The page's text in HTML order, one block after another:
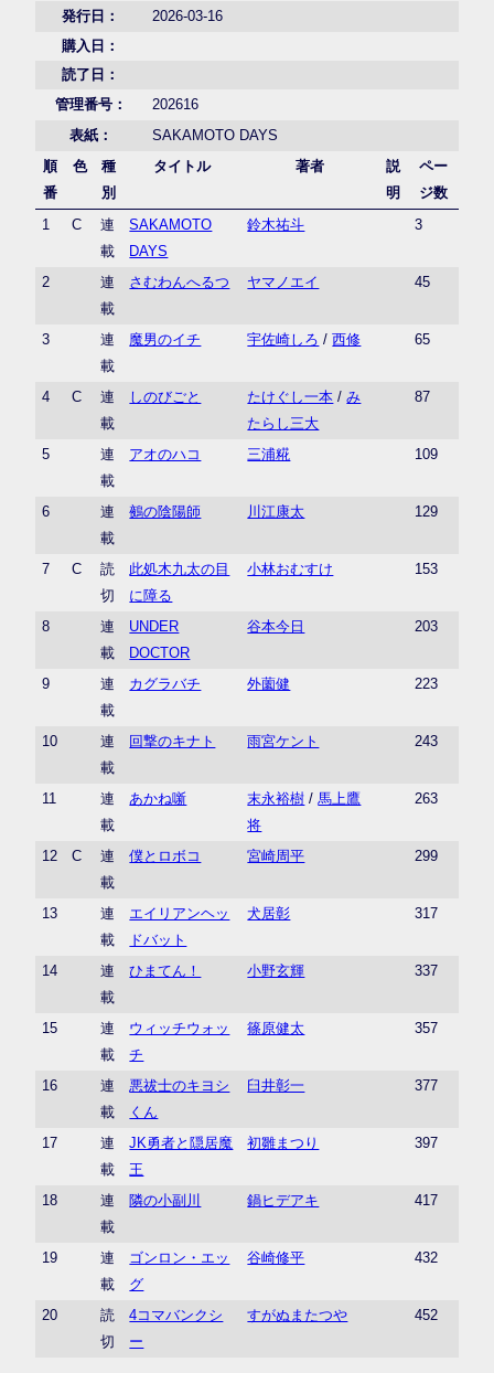
発行日：
2026-03-16
購入日：
読了日：
管理番号：
202616
表紙：
SAKAMOTO DAYS
順
番
色
種
別
タイトル 著者
説
明
ペー
ジ数
1
C
連
載
SAKAMOTO
DAYS
鈴木祐斗 3
2
連
載
さむわんへるつ ヤマノエイ 45
3
連
載
魔男のイチ 宇佐崎しろ /西修 65
4 C
連
載
しのびごと たけぐし一本 /み
たらし三大
87
5
連
載
アオのハコ 三浦糀 109
6
連
載
鵺の陰陽師 川江康太 129
7 C
読
切
此処木九太の目
に障る
小林おむすけ 153
8
連
載
UNDER
DOCTOR
谷本今日 203
9
連
載
カグラバチ 外薗健 223
10
連
載
回撃のキナト 雨宮ケント 243
11
連
載
あかね噺 末永裕樹 / 馬上鷹
将
263
12 C
連
載
僕とロボコ 宮崎周平 299
13
連
載
エイリアンヘッ
ドバット
犬居彰 317
14
連
載
ひまてん！ 小野玄輝 337
15
連
載
ウィッチウォッ
チ
篠原健太 357
16
連
載
悪祓士のキヨシ
くん
臼井彰一 377
17
連
載
JK勇者と隠居魔
王
初雛まつり 397
18
連
載
隣の小副川 鍋ヒデアキ 417
19
連
載
ゴンロン・エッ
グ
谷崎修平 432
20
読
切
4コマバンクシ
ー
すがぬまたつや 452